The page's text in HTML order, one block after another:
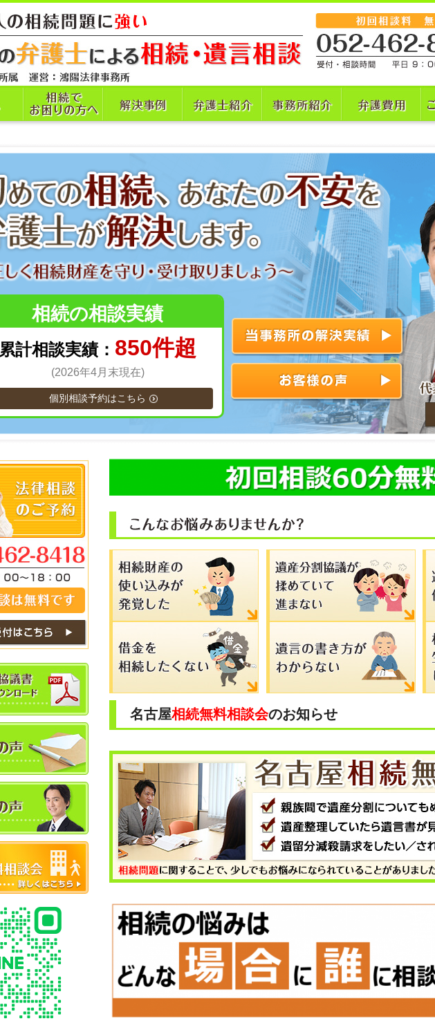
相続の相談実績
累計相談実績： 850件超
(2026年4月末現在)
個別相談予約はこちら
名古屋相続無料相談会のお知らせ